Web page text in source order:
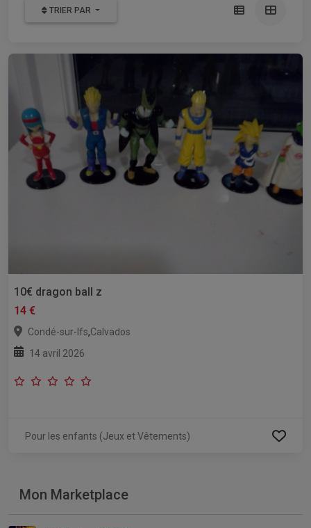
TRIER PAR
10€ dragon ball z
14 €
Condé-sur-Ifs,Calvados
14 avril 2026
Pour les enfants (Jeux et Vêtements)
Mon Marketplace